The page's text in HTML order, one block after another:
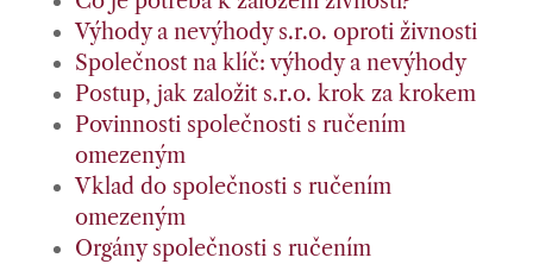
Výhody a nevýhody s.r.o. oproti živnosti
Společnost na klíč: výhody a nevýhody
Postup, jak založit s.r.o. krok za krokem
Povinnosti společnosti s ručením
omezeným
Vklad do společnosti s ručením
omezeným
Orgány společnosti s ručením